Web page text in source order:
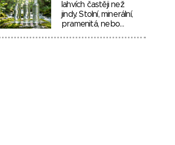
lahvích častěji než
jindy. Stolní, minerální,
pramenitá, nebo…